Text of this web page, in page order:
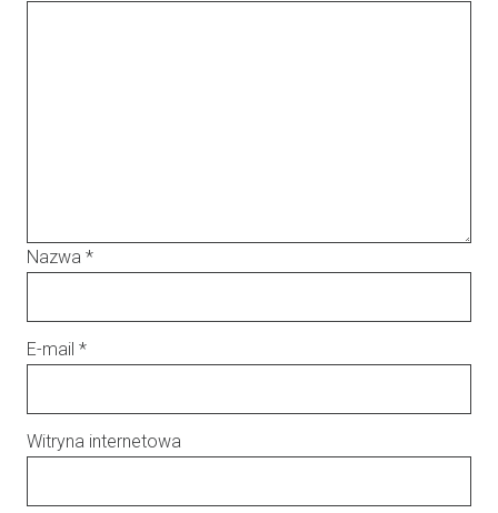
Nazwa *
E-mail *
Witryna internetowa